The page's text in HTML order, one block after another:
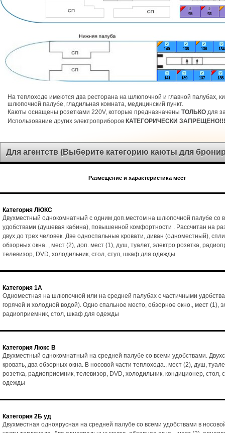
2
134
2
135
2
136
2
137
2
138
2
139
2
140
2
141
2
93
2
95
На теплоходе имеются два ресторана на шлюпочной и главной палубах,
шлюпочной палубе, гладильная комната, медицинский пункт.
Каюты оснащены розетками 220V, которые предназначены ТОЛЬКО для
Использование других электроприборов КАТЕГОРИЧЕСКИ ЗАПРЕЩЕНО!!!
Для агентств (Выберите категорию каюты для
Размещение и характеристика мест
Категория ЛЮКС
Двухместный однокомнатный с одним доп.местом на шлюпочной палубе со
удобствами (душевая кабина), повышенной комфортности . Рассчитан на
двух до трех человек. Две односпальные кровати, диван (одноместный),
обзорных окна. , мест (2), доп. мест (1), душ, туалет, электро розетка,
телевизор, DVD, холодильник, стол, стул, шкаф для одежды
Категория 1А
Одноместная на шлюпочной или на средней палубах с частичными
горячей и холодной водой). Одно спальное место, обзорное окно., мест (1),
радиоприемник, стол, шкаф для одежды
Категория Люкс В
Двухместный однокомнатный на средней палубе со всеми удобствами.
кровать, два обзорных окна. В носовой части теплохода., мест (2), душ,
розетка, радиоприемник, телевизор, DVD, холодильник, кондиционер, стол,
одежды
Категория 2Б уд
Двухместная одноярусная на средней палубе со всеми удобствами в